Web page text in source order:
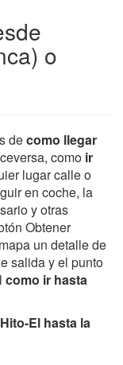
o
decomo llegar
como ir
lugar calle o
en coche, la
y otras
Obtener
un detalle de
salida y el punto
como ir hasta
El hasta la